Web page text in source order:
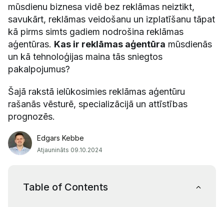
mūsdienu biznesa vidē bez reklāmas neiztikt,
savukārt, reklāmas veidošanu un izplatīšanu tāpat
kā pirms simts gadiem nodrošina reklāmas
aģentūras. Kas ir reklāmas aģentūra mūsdienās
un kā tehnoloģijas maina tās sniegtos
pakalpojumus?
Šajā rakstā ielūkosimies reklāmas aģentūru
rašanās vēsturē, specializācijā un attīstības
prognozēs.
Edgars Kebbe
Atjaunināts 09.10.2024
Table of Contents